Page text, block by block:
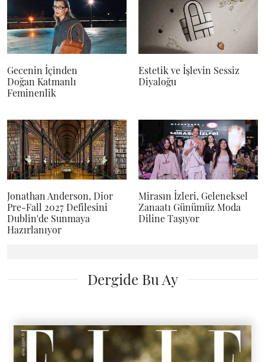
Gecenin İçinden
Doğan Katmanlı
Feminenlik
Estetik ve İşlevin Sessiz
Diyaloğu
Jonathan Anderson, Dior
Pre-Fall 2027 Defilesini
Dublin'de Sunmaya
Hazırlanıyor
Mirasın İzleri, Geleneksel
Zanaatı Günümüz Moda
Diline Taşıyor
Dergide Bu Ay